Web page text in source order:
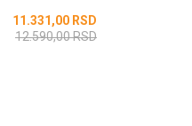
11.331,00 RSD
12.590,00RSD